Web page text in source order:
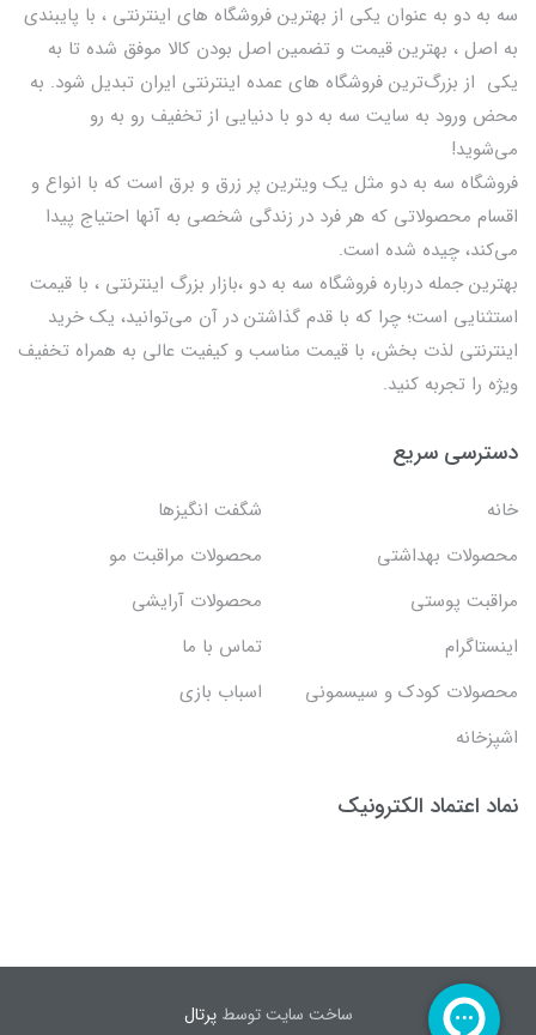
سه به دو به عنوان یکی از بهترين فروشگاه های اینترنتی ، با پایبندی
به اصل ، بهترين قيمت و تضمین اصل‌ بودن کالا موفق شده تا به
يكي از بزرگ‌ترين فروشگاه هاي عمده اینترنتی ایران تبدیل شود. به
محض ورود به سایت سه به دو با دنیایی از تخفيف رو به رو
می‌شوید!
فروشگاه سه به دو مثل یک ویترین پر زرق و برق است که با انواع و
اقسام محصولاتی که هر فرد در زندگی شخصی به آنها احتیاج پیدا
می‌کند، چیده شده است.
بهترين جمله درباره فروشگاه سه به دو ،بازار بزرگ اینترنتی ، با قيمت
استثنايي است؛ چرا که با قدم گذاشتن در آن می‌توانید، یک خرید
اینترنتی لذت بخش، با قیمت مناسب و کیفیت عالی به همراه تخفیف
ویژه را تجربه کنید.
دسترسی سریع
خانه
شگفت انگيزها
محصولات بهداشتي
محصولات مراقبت مو
مراقبت پوستی
محصولات آرایشی
اینستاگرام
تماس با ما
محصولات کودک و سیسمونی
اسباب بازی
اشپزخانه
نماد اعتماد الکترونیک
ساخت سایت توسطپرتال